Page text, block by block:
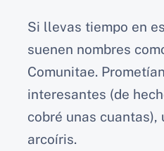
Si llevas tiempo en
suenen nombres
Comunitae.
interesantes (de
cobré unas cuantas),
arcoíris.